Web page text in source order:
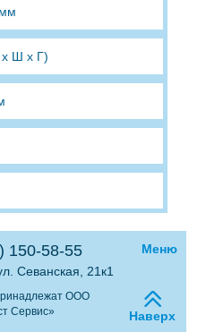
x Ш x Г)
150-58-55
Меню
Севанская, 21к1
ООО
Сервис»
Наверх